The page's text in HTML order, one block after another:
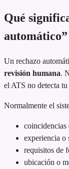
Qué
automático”
Un rechazo
revisión humana.
el ATS no detecta
Normalmente el
coincidencias
experiencia o
requisitos de
ubicación o